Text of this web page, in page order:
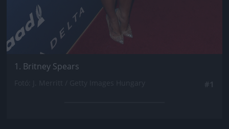
1. Britney Spears